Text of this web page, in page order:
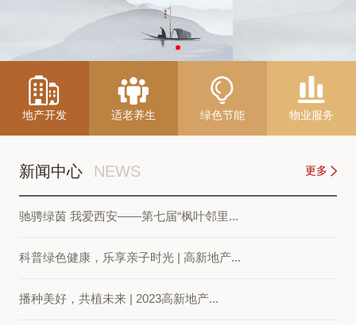
地产开发 适老养生 绿色节能 物业服务
新闻中心 NEWS 更多
驰骋绿茵 我爱西安——第七届“枫叶邻里...
科普绿色健康，乐享亲子时光 | 高新地产...
播种美好，共植未来 | 2023高新地产...